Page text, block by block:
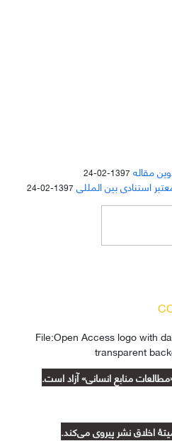
مقاله 1397-02-24
استنادی بین المللی 1397-02-24
منابع انسانی» آزاد است.
اخلاق نشر پیروی می‌کند.